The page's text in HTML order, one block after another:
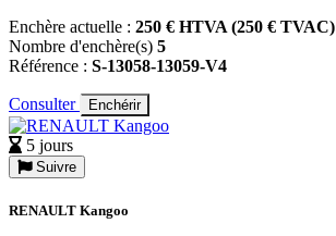
Enchère actuelle : 250 € HTVA (250 € TVAC)
Nombre d'enchère(s) 5
Référence : S-13058-13059-V4
Consulter Enchérir
5 jours
Suivre
RENAULT Kangoo